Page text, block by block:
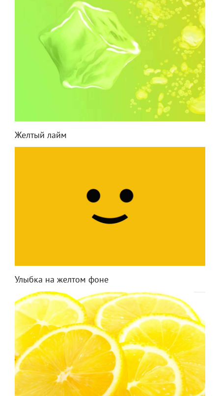
Желтый лайм
Улыбка на желтом фоне